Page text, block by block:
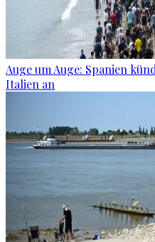
Auge um Auge: Spanien
Italien an